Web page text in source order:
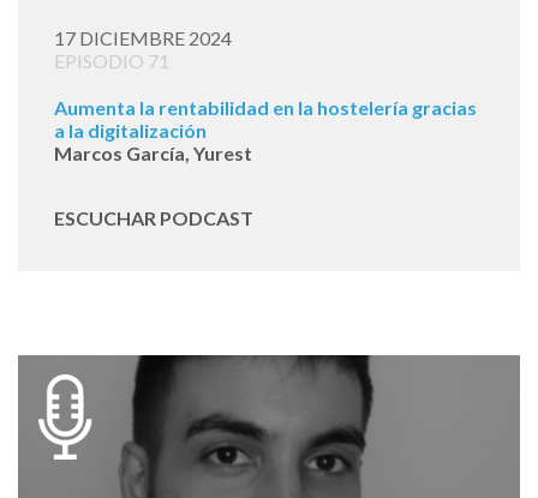
17 DICIEMBRE 2024
EPISODIO 71
Aumenta la rentabilidad en la hostelería gracias
a la digitalización
Marcos García, Yurest
ESCUCHAR PODCAST